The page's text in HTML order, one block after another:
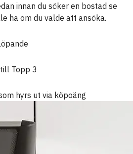
innan du söker en bostad se
ha om du valde att ansöka.
Topp 3
hyrs ut via köpoäng